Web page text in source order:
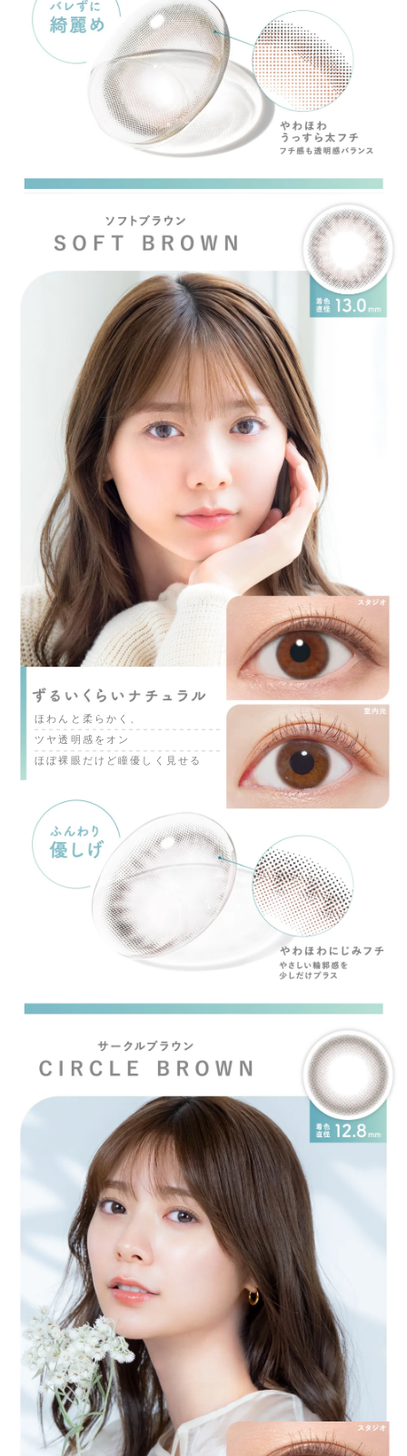
ほわんと柔らかく、
ツヤ透明感をオン
ほぼ裸眼だけど瞳優しく見せる